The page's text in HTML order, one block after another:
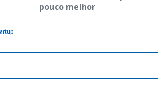
pouco melhor